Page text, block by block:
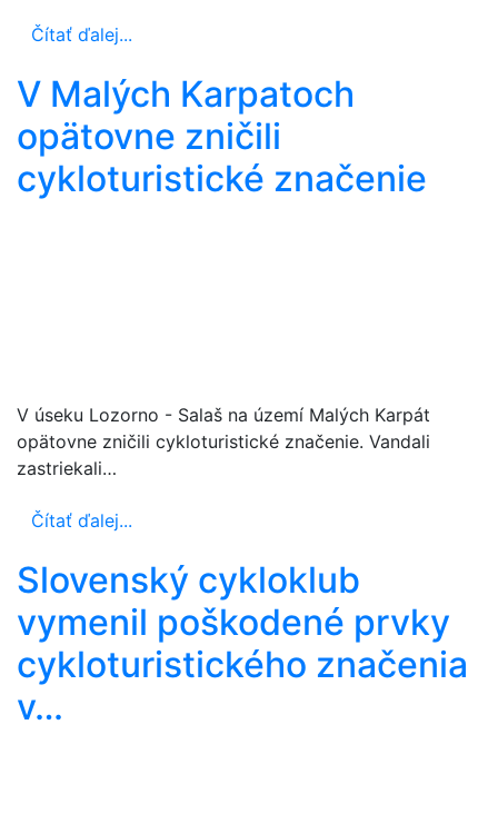
Čítať ďalej...
V Malých Karpatoch
opätovne zničili
cykloturistické značenie
V úseku Lozorno - Salaš na území Malých Karpát
opätovne zničili cykloturistické značenie. Vandali
zastriekali…
Čítať ďalej...
Slovenský cykloklub
vymenil poškodené prvky
cykloturistického značenia
v…